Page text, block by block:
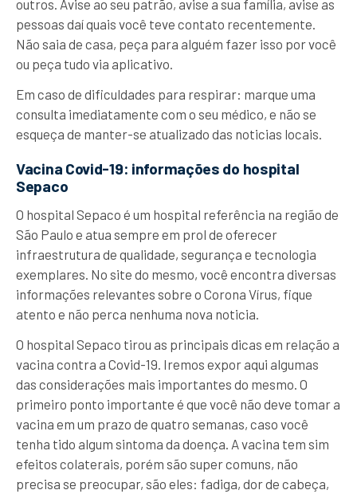
outros. Avise ao seu patrão, avise a sua família, avise as
pessoas daí quais você teve contato recentemente.
Não saia de casa, peça para alguém fazer isso por você
ou peça tudo via aplicativo.
Em caso de dificuldades para respirar: marque uma
consulta imediatamente com o seu médico, e não se
esqueça de manter-se atualizado das noticias locais.
Vacina Covid-19: informações do hospital
Sepaco
O hospital Sepaco é um hospital referência na região de
São Paulo e atua sempre em prol de oferecer
infraestrutura de qualidade, segurança e tecnologia
exemplares. No site do mesmo, você encontra diversas
informações relevantes sobre o Corona Vírus, fique
atento e não perca nenhuma nova noticia.
O hospital Sepaco tirou as principais dicas em relação a
vacina contra a Covid-19. Iremos expor aqui algumas
das considerações mais importantes do mesmo. O
primeiro ponto importante é que você não deve tomar a
vacina em um prazo de quatro semanas, caso você
tenha tido algum sintoma da doença. A vacina tem sim
efeitos colaterais, porém são super comuns, não
precisa se preocupar, são eles: fadiga, dor de cabeça,